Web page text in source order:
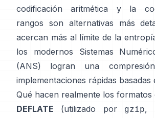
codificación aritmética
y la
rangos son alternativas más
acercan más al límite de la
los modernos
Sistemas
(ANS)
logran una
implementaciones rápidas basadas
Qué hacen realmente los formatos
DEFLATE (utilizado por gzip,